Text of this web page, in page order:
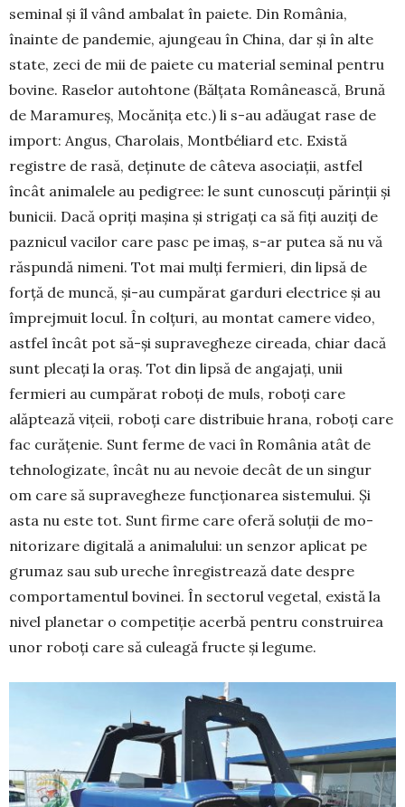
seminal și îl vând ambalat în paiete. Din România,
înainte de pandemie, ajungeau în China, dar și în alte
state, zeci de mii de paiete cu material seminal pentru
bovine. Raselor autohtone (Bălțata Românească, Brună
de Maramureș, Mocănița etc.) li s-au adău­gat rase de
import: Angus, Cha­rolais, Montbéliard etc. Există
registre de rasă, deținute de câteva asociații, astfel
încât animalele au pedigree: le sunt cunoscuți părinții și
bunicii. Dacă opriți mașina și strigați ca să fiți auziți de
paznicul vacilor care pasc pe imaș, s-ar putea să nu vă
răspundă nimeni. Tot mai mulți fermieri, din lipsă de
forță de muncă, și-au cumpărat garduri electrice și au
împrejmuit locul. În colțuri, au mon­tat camere video,
astfel încât pot să-și suprave­gheze cireada, chiar dacă
sunt plecați la oraș. Tot din lipsă de angajați, unii
fermieri au cumpărat roboți de muls, roboți care
alăptează vițeii, roboți care distribuie hrana, roboți care
fac curățenie. Sunt ferme de vaci în România atât de
tehnolo­gizate, încât nu au nevoie decât de un singur
om care să supravegheze funcționarea sistemului. Și
asta nu este tot. Sunt firme care oferă soluții de mo­
nitorizare digitală a animalului: un senzor aplicat pe
grumaz sau sub ureche înregis­trează date despre
comportamentul bovinei. În sectorul vegetal, există la
nivel planetar o compe­tiție acerbă pentru cons­truirea
unor roboți care să culeagă fructe și legume.